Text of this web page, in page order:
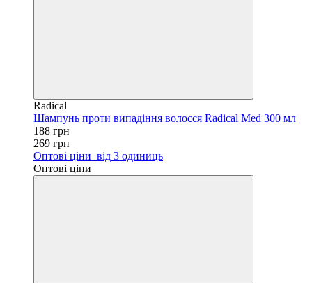
Radical
Шампунь проти випадіння волосся Radical Med 300 мл
188 грн
269 грн
Оптові ціни від 3 одиниць
Оптові ціни